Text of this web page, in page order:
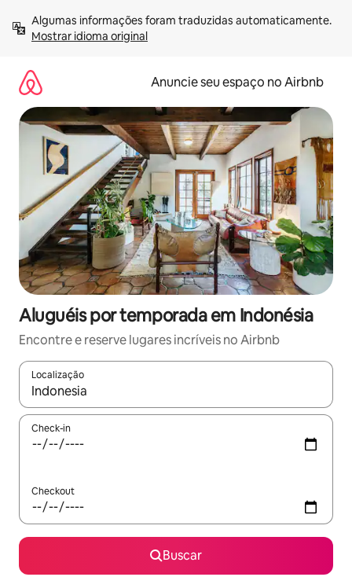
para
Mostrar idioma original
Anuncie seu espaço no Airbnb
Aluguéis por temporada em Indonésia
Encontre e reserve lugares incríveis no Airbnb
Localização
Quando os resultados estiverem disponíveis, explore-os
Check-in
Checkout
Buscar